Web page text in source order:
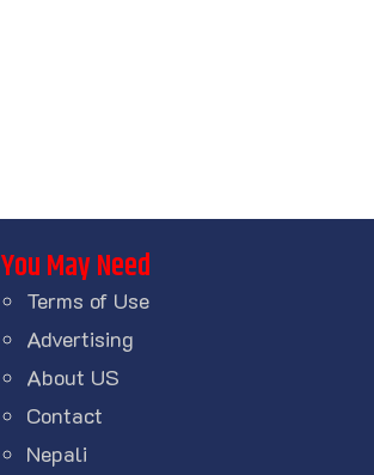
You May Need
Terms of Use
Advertising
About US
Contact
Nepali